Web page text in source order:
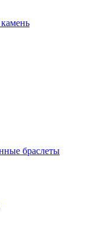
браслеты